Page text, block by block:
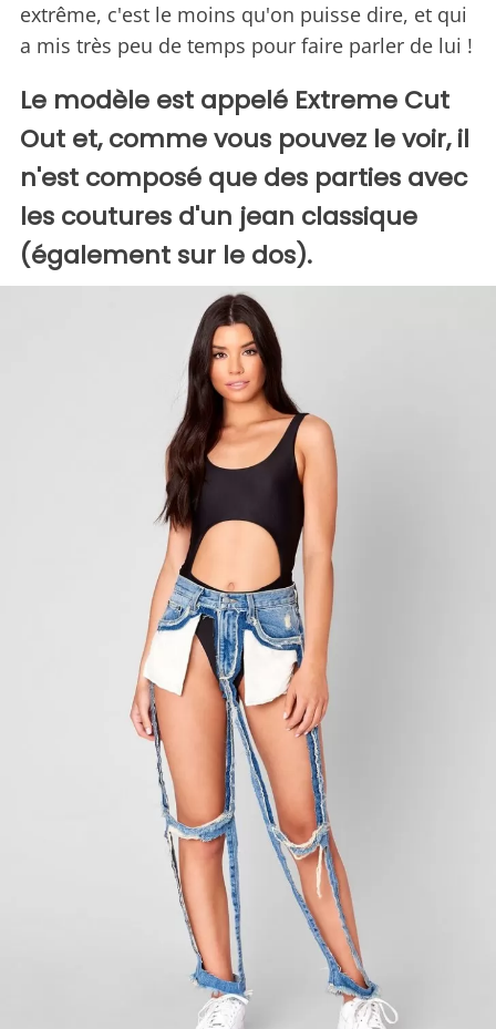
extrême, c'est le moins qu'on puisse dire, et qui
a mis très peu de temps pour faire parler de lui !
Le modèle est appelé Extreme Cut
Out et, comme vous pouvez le voir, il
n'est composé que des parties avec
les coutures d'un jean classique
(également sur le dos).